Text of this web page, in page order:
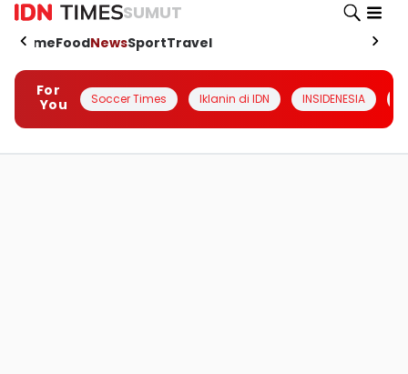
SUMUT
HomeFoodNewsSportTravel
For
You
Soccer Times Iklanin di IDN INSIDENESIA